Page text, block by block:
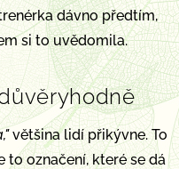
dávno předtím,
si to uvědomila.
většina lidí přikývne. To
to označení, které se dá